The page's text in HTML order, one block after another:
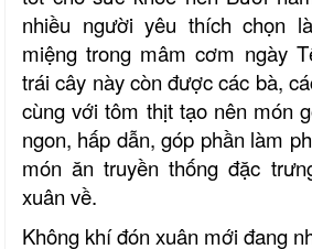
nhiều người yêu thích chọn
miệng trong mâm cơm ngày
trái cây này còn được các bà,
cùng với tôm thịt tạo nên món
ngon, hấp dẫn, góp phần làm
món ăn truyền thống đặc
xuân về.
Không khí đón xuân mới đang